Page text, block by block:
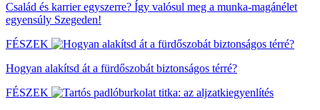
Család és karrier egyszerre? Így valósul meg a munka-magánélet
egyensúly Szegeden!
FÉSZEK
Hogyan alakítsd át a fürdőszobát biztonságos térré?
FÉSZEK